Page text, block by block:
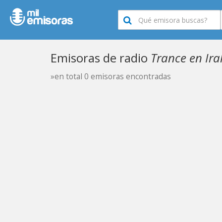
Emisoras de radio Trance en
»en total 0 emisoras encontradas